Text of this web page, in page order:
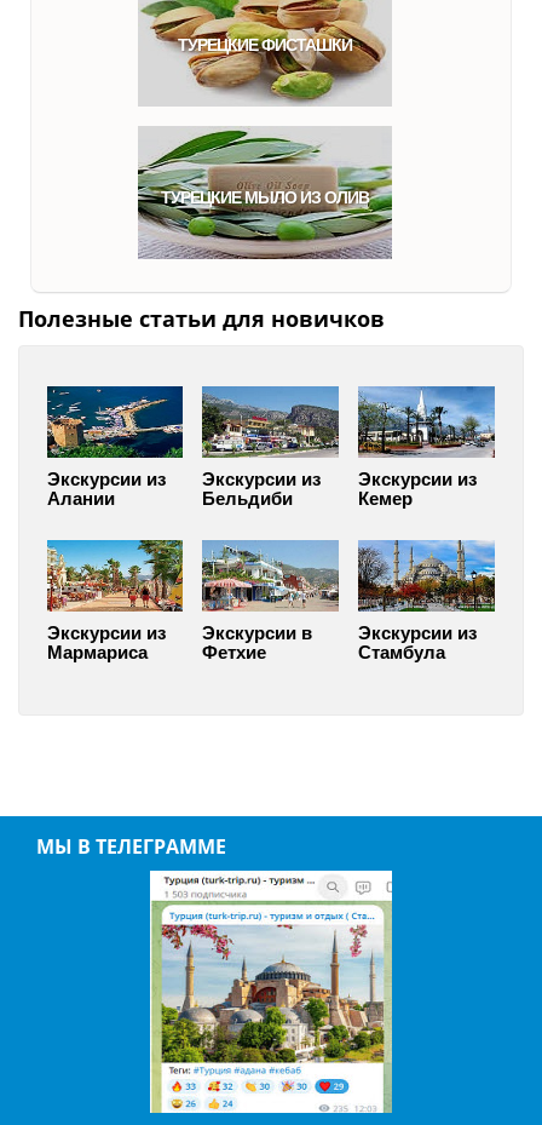
ТУРЕЦКИЕ ФИСТАШКИ
ТУРЕЦКИЕ МЫЛО ИЗ ОЛИВ
Полезные статьи для новичков
Экскурсии из
Алании
Экскурсии из
Бельдиби
Экскурсии из
Кемер
Экскурсии из
Мармариса
Экскурсии в
Фетхие
Экскурсии из
Стамбула
МЫ В ТЕЛЕГРАММЕ